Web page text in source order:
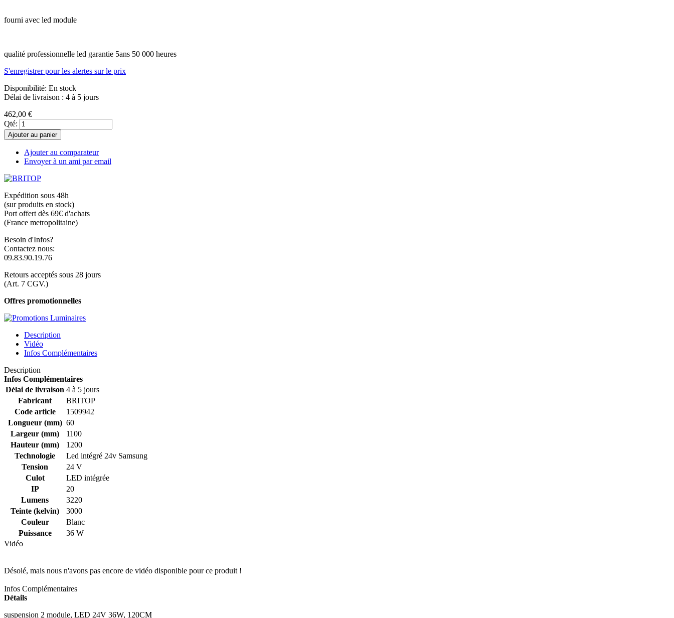
fourni avec led module
qualité professionnelle led garantie 5ans 50 000 heures
S'enregistrer pour les alertes sur le prix
Disponibilité: En stock
Délai de livraison : 4 à 5 jours
462,00 €
Qté:
Ajouter au panier
Ajouter au comparateur
Envoyer à un ami par email
Expédition sous 48h
(sur produits en stock)
Port offert dès 69€ d'achats
(France metropolitaine)
Besoin d'Infos?
Contactez nous:
09.83.90.19.76
Retours acceptés sous 28 jours
(Art. 7 CGV.)
Offres promotionnelles
Description
Vidéo
Infos Complémentaires
Description
Infos Complémentaires
Délai de livraison 4 à 5 jours
Fabricant
BRITOP
Code article
1509942
Longueur (mm) 60
Largeur (mm)
1100
Hauteur (mm)
1200
Technologie
Led intégré 24v Samsung
Tension
24 V
Culot
LED intégrée
IP
20
Lumens
3220
Teinte (kelvin)
3000
Couleur
Blanc
Puissance
36 W
Vidéo
Désolé, mais nous n'avons pas encore de vidéo disponible pour ce produit !
Infos Complémentaires
Détails
suspension 2 module, LED 24V 36W, 120CM